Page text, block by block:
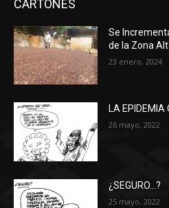
CARTONES
Se
de la Zona
23 enero, 2024
LA EPIDEMIA
26 mayo, 2022
¿SEGURO…?
25 mayo, 2022